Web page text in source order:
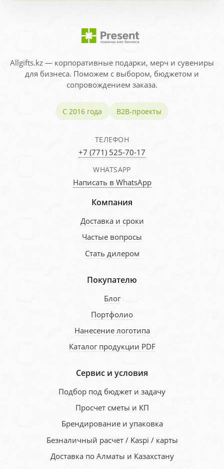
Allgifts.kz — корпоративные подарки, мерч и сувениры
для бизнеса. Поможем с выбором, бюджетом и
сопровождением заказа.
С 2016 года B2B-проекты
ТЕЛЕФОН
+7 (771) 525-70-17
WHATSAPP
Написать в WhatsApp
Компания
Доставка и сроки
Частые вопросы
Стать дилером
Покупателю
Блог
Портфолио
Нанесение логотипа
Каталог продукции PDF
Сервис и условия
Подбор под бюджет и задачу
Просчет сметы и КП
Брендирование и упаковка
Безналичный расчет / Kaspi / карты
Доставка по Алматы и Казахстану